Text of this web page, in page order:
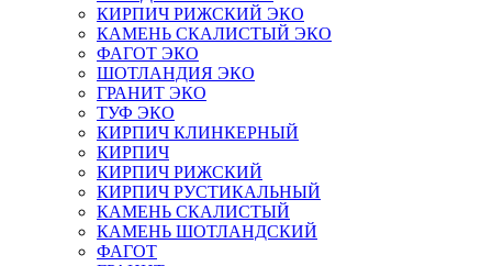
КИРПИЧ РИЖСКИЙ ЭКО
КАМЕНЬ СКАЛИСТЫЙ ЭКО
ФАГОТ ЭКО
ШОТЛАНДИЯ ЭКО
ГРАНИТ ЭКО
ТУФ ЭКО
КИРПИЧ КЛИНКЕРНЫЙ
КИРПИЧ
КИРПИЧ РИЖСКИЙ
КИРПИЧ РУСТИКАЛЬНЫЙ
КАМЕНЬ СКАЛИСТЫЙ
КАМЕНЬ ШОТЛАНДСКИЙ
ФАГОТ